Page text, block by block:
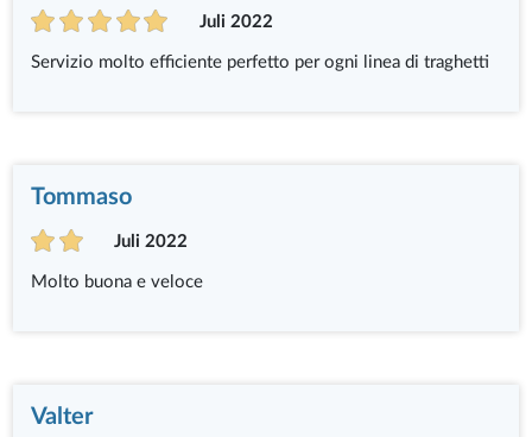
Juli 2022
Servizio molto efficiente perfetto per ogni linea di traghetti
Tommaso
Juli 2022
Molto buona e veloce
Valter